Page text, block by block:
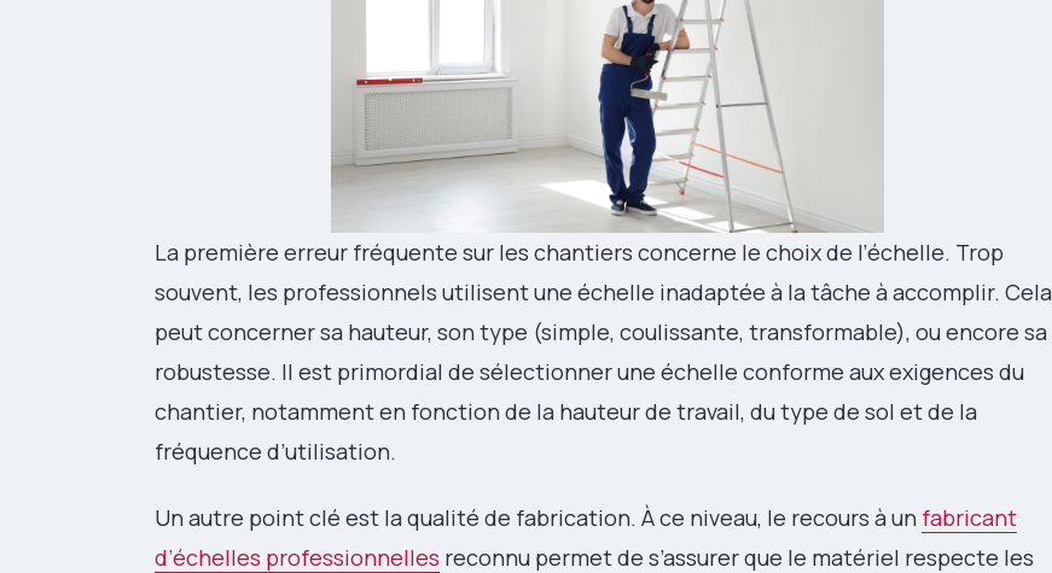
La première erreur fréquente sur les chantiers concerne le choix de l’échelle. Trop
souvent, les professionnels utilisent une échelle inadaptée à la tâche à accomplir. Cela
peut concerner sa hauteur, son type (simple, coulissante, transformable), ou encore sa
robustesse. Il est primordial de sélectionner une échelle conforme aux exigences du
chantier, notamment en fonction de la hauteur de travail, du type de sol et de la
fréquence d’utilisation.
Un autre point clé est la qualité de fabrication. À ce niveau, le recours à un fabricant
d’échelles professionnelles reconnu permet de s’assurer que le matériel respecte les